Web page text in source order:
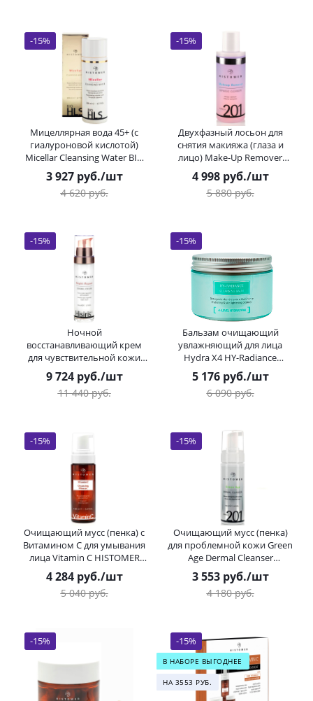
Мицеллярная вода 45+ (с
гиалуроновой кислотой)
Micellar Cleansing Water BIO
HLS HISTOMER (Хистомер)
200 мл
3 927руб./шт
4 620руб.
-15%
Двухфазный лосьон для
снятия макияжа (глаза и
лицо) Make-Up Remover
Formula 201 HISTOMER
(Хистомер) 150 мл
4 998руб./шт
5 880руб.
-15%
Ночной
восстанавливающий крем
для чувствительной кожи
HISIRIS Night Repair Dermal
Cream HISTOMER (Хистомер)
50 мл
9 724руб./шт
11 440руб.
-15%
Бальзам очищающий
увлажняющий для лица
Hydra X4 HY-Radiance
Cleansing Balm HISTOMER
(Хистомер) 140 мл
5 176руб./шт
6 090руб.
-15%
Очищающий мусс (пенка) с
Витамином С для умывания
лица Vitamin C HISTOMER
(Хистомер) 150 мл
4 284руб./шт
5 040руб.
-15%
Очищающий мусс (пенка)
для проблемной кожи Green
Age Dermal Cleanser
HISTOMER (Хистомер) 150 мл
3 553руб./шт
4 180руб.
-15%
-15%
В НАБОРЕ ВЫГОДНЕЕ
НА 3553 РУБ.
-15%